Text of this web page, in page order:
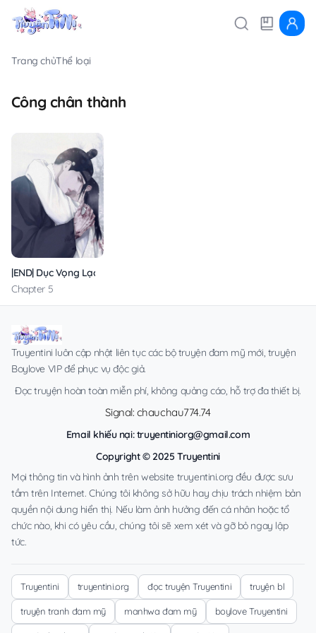
Trang chủThể loại
Công chân thành
|END| Dục Vọng Lạc Lối
Chapter 5
Truyentini luôn cập nhật liên tục các bộ truyện đam mỹ mới, truyện
Boylove VIP để phục vụ độc giả.
Đọc truyện hoàn toàn miễn phí, không quảng cáo, hỗ trợ đa thiết bị.
Signal: chauchau774.74
Email khiếu nại:truyentiniorg@gmail.com
Copyright © 2025 Truyentini
Mọi thông tin và hình ảnh trên website truyentini.org đều được sưu
tầm trên Internet. Chúng tôi không sở hữu hay chịu trách nhiệm bản
quyền nội dung hiển thị. Nếu làm ảnh hưởng đến cá nhân hoặc tổ
chức nào, khi có yêu cầu, chúng tôi sẽ xem xét và gỡ bỏ ngay lập
tức.
Truyentini truyentini.org đọc truyện Truyentini truyện bl
truyện tranh đam mỹ manhwa đam mỹ boylove Truyentini